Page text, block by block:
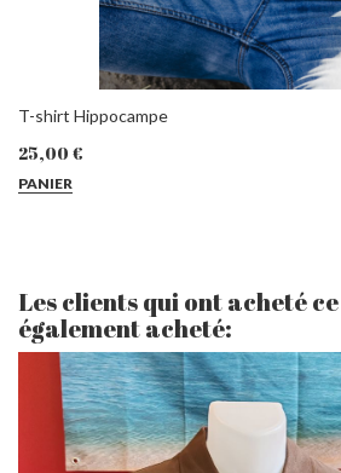
T-shirt Hippocampe
25,00 €
PANIER
Les clients qui ont acheté
également acheté: